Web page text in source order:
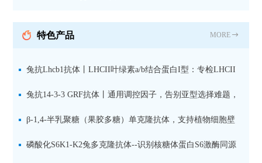
抗 现货
特色产品 MORE
兔抗Lhcb1抗体丨LHCII叶绿素a/b结合蛋白I型：专检LHCII
中含量丰富的捕光蛋白
兔抗14-3-3 GRF抗体丨通用调控因子，告别亚型选择难题，
全面捕获植物信号转导枢纽蛋白
β-1,4-半乳聚糖（果胶多糖）单克隆抗体，支持植物细胞壁
果胶多糖精细结构解析
磷酸化S6K1-K2兔多克隆抗体--识别核糖体蛋白S6激酶同源